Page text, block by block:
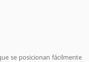
se posicionan fácilmente